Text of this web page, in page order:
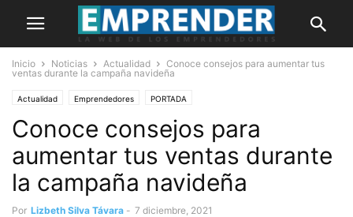
Inicio Noticias Actualidad
Conoce consejos para aumentar tus
ventas durante la campaña navideña
Actualidad Emprendedores PORTADA
Conoce consejos para
aumentar tus ventas durante
la campaña navideña
Por Lizbeth Silva Távara - 7 diciembre, 2021